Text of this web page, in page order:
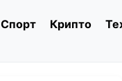
Спорт Крипто